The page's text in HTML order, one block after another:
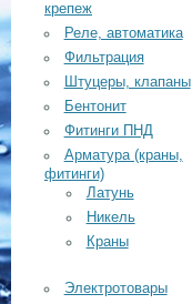
крепеж
Реле, автоматика
Фильтрация
Штуцеры, клапаны
Бентонит
Фитинги ПНД
Арматура (краны,
фитинги)
Латунь
Никель
Краны
Электротовары